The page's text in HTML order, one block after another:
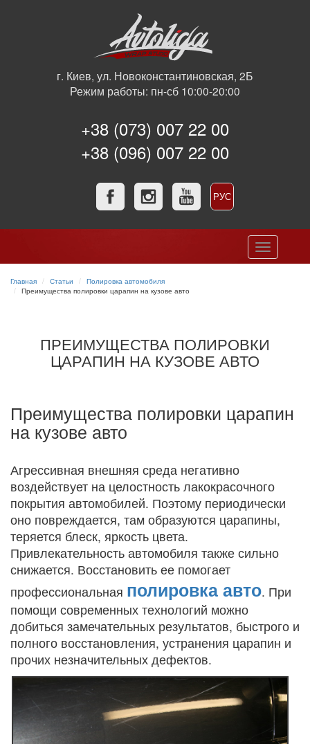
г. Киев, ул. Новоконстантиновская, 2Б
Режим работы: пн-сб 10:00-20:00
+38 (073) 007 22 00
+38 (096) 007 22 00
РУС
Toggle
navigation
Главная Статьи
Полировка автомобиля
Преимущества полировки царапин на кузове авто
ПРЕИМУЩЕСТВА ПОЛИРОВКИ
ЦАРАПИН НА КУЗОВЕ АВТО
Преимущества полировки царапин
на кузове авто
Агрессивная внешняя среда негативно
воздействует на целостность лакокрасочного
покрытия автомобилей. Поэтому периодически
оно повреждается, там образуются царапины,
теряется блеск, яркость цвета.
Привлекательность автомобиля также сильно
снижается. Восстановить ее помогает
профессиональная полировка авто. При
помощи современных технологий можно
добиться замечательных результатов, быстрого и
полного восстановления, устранения царапин и
прочих незначительных дефектов.